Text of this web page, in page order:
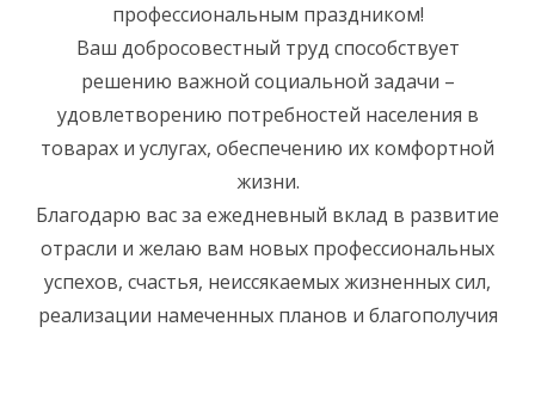
профессиональным праздником!
Ваш добросовестный труд способствует
решению важной социальной задачи –
удовлетворению потребностей населения в
товарах и услугах, обеспечению их комфортной
жизни.
Благодарю вас за ежедневный вклад в развитие
отрасли и желаю вам новых профессиональных
успехов, счастья, неиссякаемых жизненных сил,
реализации намеченных планов и благополучия